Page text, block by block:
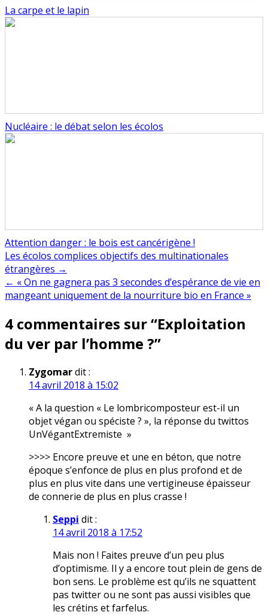
La carpe et le lapin
Nucléaire : le débat selon les écolos
Attention danger : le bois est cancérigène !
Navigation
de
l’article
Les écolos complices objectifs des multinationales
étrangères →
← « On ne gagnera pas 3 secondes d’espérance de vie en
mangeant uniquement de la nourriture bio en France »
4 commentaires sur “Exploitation
du ver par l’homme ?”
Zygomardit :
14 avril 2018 à 15:02
« A la question « Le lombricomposteur est-il un
objet végan ou spéciste ? », la réponse du twittos
UnVégantExtremiste »
>>>> Encore preuve et une en béton, que notre
époque s’enfonce de plus en plus profond et de
plus en plus vite dans une vertigineuse épaisseur
de connerie de plus en plus crasse !
Seppi dit :
14 avril 2018 à 17:52
Mais non ! Faites preuve d’un peu plus
d’optimisme. Il y a encore tout plein de gens de
bon sens. Le problème est qu’ils ne squattent
pas twitter ou ne sont pas aussi visibles que
les crétins et farfelus.